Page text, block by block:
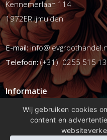
Kennemerlaan 114
1972ER ijmuiden
E-mail:
Telefoon:(+31) 0255 515
Informatie
Mijn account
Wij gebruiken cookies
content en